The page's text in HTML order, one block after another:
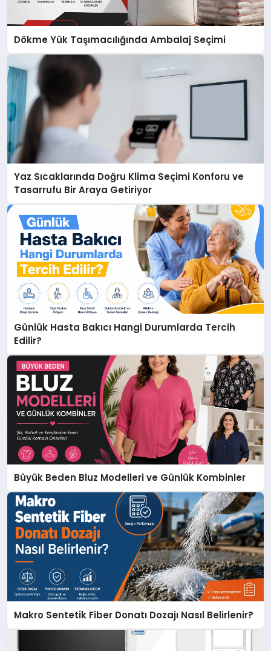
Dökme Yük Taşımacılığında Ambalaj Seçimi
Yaz Sıcaklarında Doğru Klima Seçimi Konforu ve
Tasarrufu Bir Araya Getiriyor
Günlük Hasta Bakıcı Hangi Durumlarda Tercih
Edilir?
Büyük Beden Bluz Modelleri ve Günlük Kombinler
Makro Sentetik Fiber Donatı Dozajı Nasıl Belirlenir?